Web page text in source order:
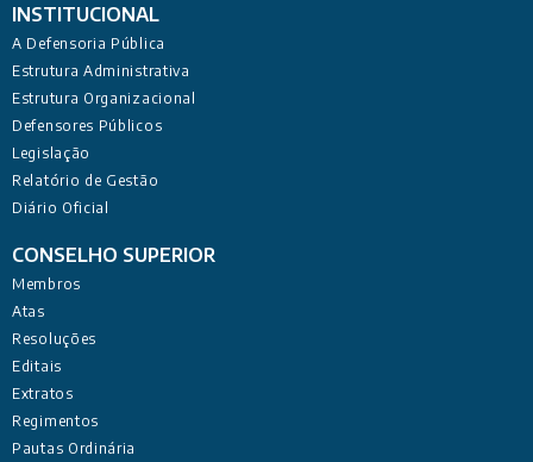
INSTITUCIONAL
A Defensoria Pública
Estrutura Administrativa
Estrutura Organizacional
Defensores Públicos
Legislação
Relatório de Gestão
Diário Oficial
CONSELHO SUPERIOR
Membros
Atas
Resoluções
Editais
Extratos
Regimentos
Pautas Ordinária